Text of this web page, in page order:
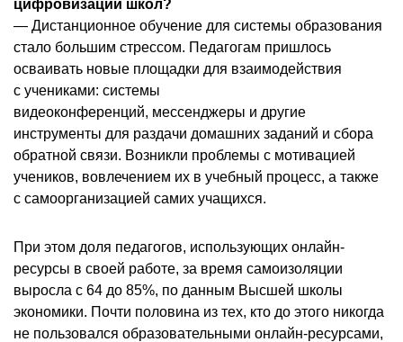
цифровизации школ?
— Дистанционное обучение для системы образования
стало большим стрессом. Педагогам пришлось
осваивать новые площадки для взаимодействия
с учениками: системы
видеоконференций, мессенджеры и другие
инструменты для раздачи домашних заданий и сбора
обратной связи. Возникли проблемы с мотивацией
учеников, вовлечением их в учебный процесс, а также
с самоорганизацией самих учащихся.
При этом доля педагогов, использующих онлайн-
ресурсы в своей работе, за время самоизоляции
выросла с 64 до 85%, по данным Высшей школы
экономики. Почти половина из тех, кто до этого никогда
не пользовался образовательными онлайн-ресурсами,